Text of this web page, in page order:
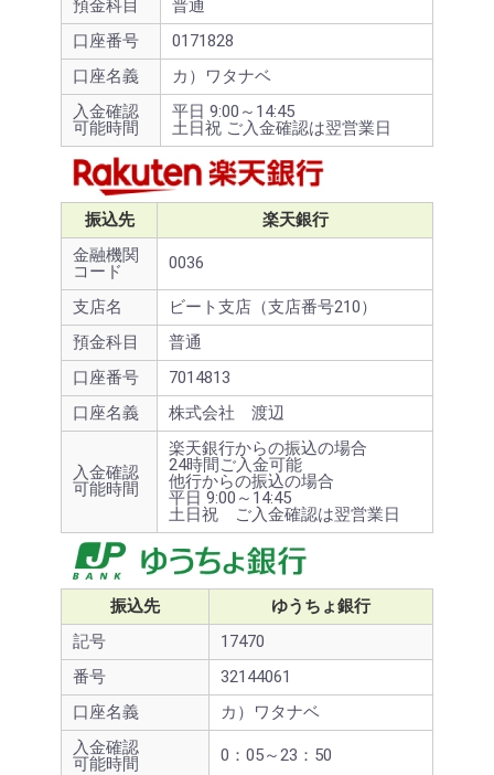
預金科目
普通
口座番号
0171828
口座名義
カ）ワタナベ
入金確認
可能時間
平日 9:00～14:45
土日祝 ご入金確認は翌営業日
振込先
楽天銀行
金融機関
コード
0036
支店名
ビート支店（支店番号210）
預金科目
普通
口座番号
7014813
口座名義
株式会社 渡辺
入金確認
可能時間
楽天銀行からの振込の場合
24時間ご入金可能
他行からの振込の場合
平日 9:00～14:45
土日祝 ご入金確認は翌営業日
振込先
ゆうちょ銀行
記号
17470
番号
32144061
口座名義
カ）ワタナベ
入金確認
可能時間
0：05～23：50